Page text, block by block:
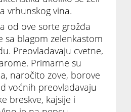
vrhunskog vina.
od ove sorte grožđa
sa blagom zelenkastom
Preovladavaju cvetne,
Primarne su
naročito zove, borove
voćnih preovladavaju
breskve, kajsije i